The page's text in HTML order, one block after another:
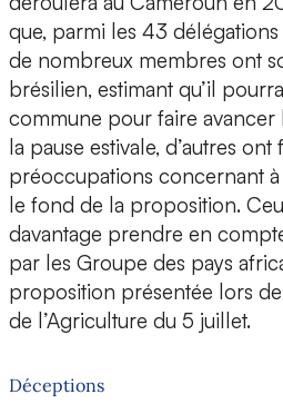
que, parmi les 43
de nombreux membres ont
brésilien, estimant qu’il
commune pour faire avancer
la pause estivale, d’autres ont
préoccupations concernant
le fond de la proposition.
davantage prendre en
par les Groupe des pays
proposition présentée lors
de l’Agriculture du 5 juillet.
Déceptions